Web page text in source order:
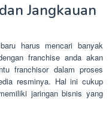
Jangkauan
harus mencari banyak
franchise anda akan
franchisor dalam proses
resminya. Hal ini cukup
jaringan bisnis yang